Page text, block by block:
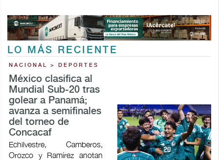
LO MÁS RECIENTE
NACIONAL > DEPORTES
México clasifica al
Mundial Sub-20 tras
golear a Panamá;
avanza a semifinales
del torneo de
Concacaf
Echilvestre, Camberos,
Orozco y Ramírez anotan